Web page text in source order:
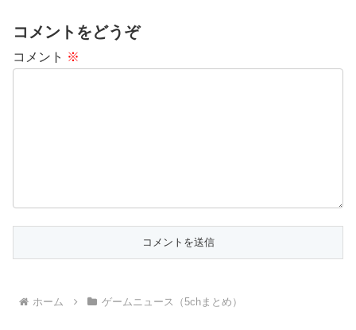
コメントをどうぞ
コメント ※
ホーム ゲームニュース（5chまとめ）